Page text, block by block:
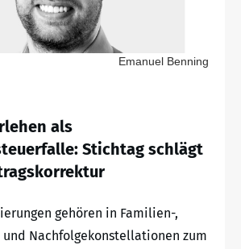
Emanuel Benning
als
Stichtag schlägt
gehören in Familien-,
und Nachfolgekonstellationen zum